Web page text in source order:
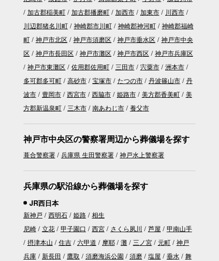
加古郡稲美町
加古郡播磨町 加西市 加東市
川西市
川辺郡猪名川町
神崎郡市川町 神崎郡神河町
神崎郡福崎
町
神戸市北区 神戸市須磨区 神戸市垂水区
神戸市中央
区
神戸市長田区 神戸市灘区 神戸市西区
神戸市兵庫区
神戸市東灘区
佐用郡佐用町 三田市 宍粟市
洲本市
多可郡多可町
高砂市 宝塚市 たつの市 丹波篠山市
丹
波市
豊岡市 西宮市 西脇市 姫路市 美方郡香美町
美
方郡新温泉町
三木市 南あわじ市 養父市
神戸市中央区の警察署周辺から葬儀場を探す
葺合警察署 兵庫県 生田警察署 神戸水上警察署
兵庫県の駅沿線から葬儀場を探す
JR西日本
新神戸 西明石 姫路
相生
尼崎
立花 甲子園口 西宮 さくら夙川 芦屋
甲南山手
摂津本山
住吉 六甲道 摩耶 灘 三ノ宮 元町
神戸
兵庫
新長田 鷹取 須磨海浜公園 須磨 塩屋 垂水
舞